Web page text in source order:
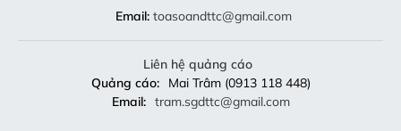
Email: toasoandttc@gmail.com
Liên hệ quảng cáo
Quảng cáo:
Mai Trâm (0913 118 448)
Email: tram.sgdttc@gmail.com